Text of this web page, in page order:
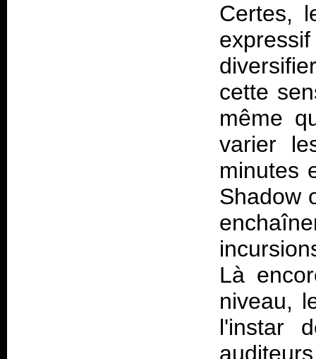
Certes,
cette
même
varier
minutes
Shadow
Là
niveau,
l'instar